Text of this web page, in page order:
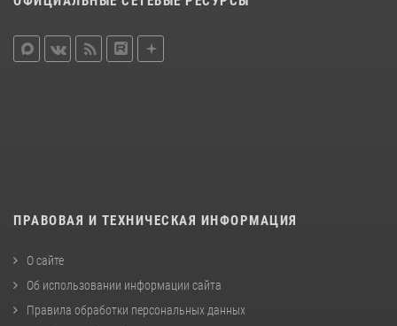
ПРАВОВАЯ И ТЕХНИЧЕСКАЯ ИНФОРМАЦИЯ
О сайте
Об использовании информации сайта
Правила обработки персональных данных